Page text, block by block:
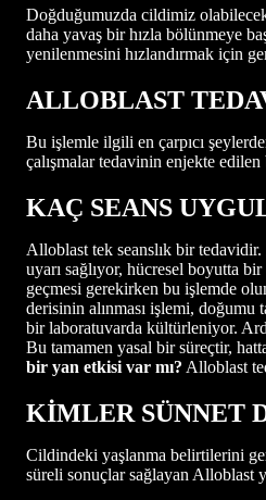
Doğduğumuzda cildimiz
daha yavaş bir hızla bölünmeye
yenilenmesini hızlandırmak için
ALLOBLAST
Bu işlemle ilgili en çarpıcı
çalışmalar tedavinin enjekte
KAÇ SEANS
Alloblast tek seanslık bir tedavidir.
uyarı sağlıyor, hücresel boyutta
geçmesi gerekirken bu işlemde
derisinin alınması işlemi, doğumu
bir laboratuvarda kültürleniyor.
Bu tamamen yasal bir süreçtir,
bir yan etkisi var mı? Alloblast
KİMLER SÜNNET
Cildindeki yaşlanma belirtilerini
süreli sonuçlar sağlayan Alloblast